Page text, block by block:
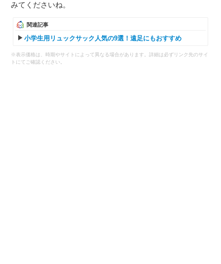
みてくださいね。
関連記事
小学生用リュックサック人気の9選！遠足にもおすすめ
※表示価格は、時期やサイトによって異なる場合があります。詳細は必ずリンク先のサイ
トにてご確認ください。